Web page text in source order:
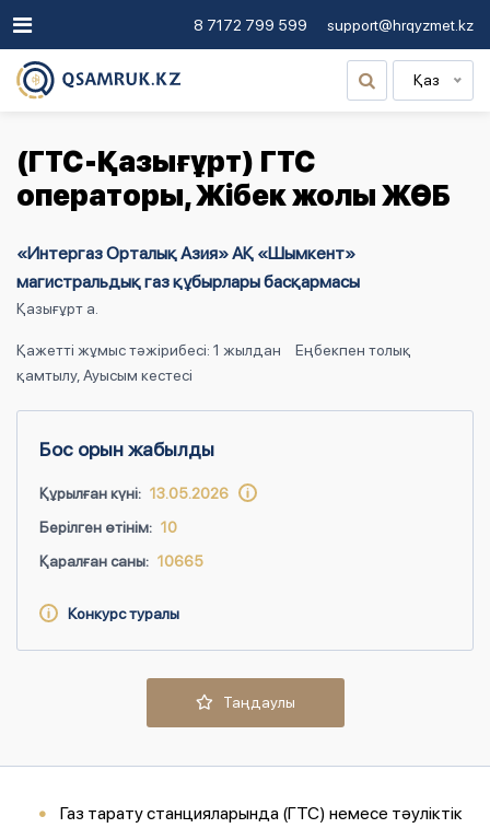
8 7172 799 599 support@hrqyzmet.kz
Қаз
(ГТС-Қазығұрт) ГТС
операторы, Жібек жолы ЖӨБ
«Интергаз Орталық Азия» АҚ «Шымкент»
магистральдық газ құбырлары басқармасы
Қазығұрт а.
Қажетті жұмыс тәжірибесі: 1 жылдан
Еңбекпен толық
қамтылу, Ауысым кестесі
Бос орын жабылды
Құрылған күні: 13.05.2026
Берілген өтінім: 10
Қаралған саны: 10665
Конкурс туралы
Таңдаулы
Газ тарату станцияларында (ГТС) немесе тәуліктік